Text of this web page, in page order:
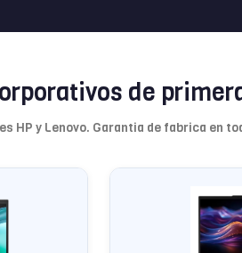
de
HP y Lenovo. Garantia de fabrica en